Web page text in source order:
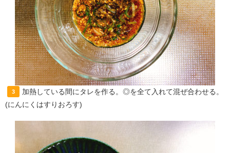
3
加熱している間にタレを作る。◎を全て入れて混ぜ合わせる。
(にんにくはすりおろす)